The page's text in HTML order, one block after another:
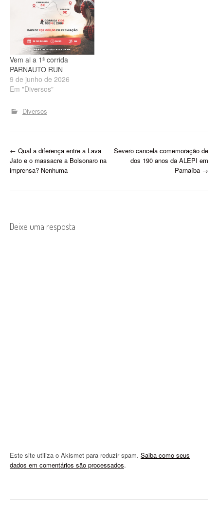
Vem ai a 1ª corrida
PARNAUTO RUN
9 de junho de 2026
Em "Diversos"
Diversos
P
o
n
← Qual a diferença entre a Lava
Jato e o massacre a Bolsonaro na
imprensa? Nenhuma
Severo cancela comemoração de
dos 190 anos da ALEPI em
Parnaíba →
Deixe uma resposta
Este site utiliza o Akismet para reduzir spam. Saiba como seus
dados em comentários são processados.